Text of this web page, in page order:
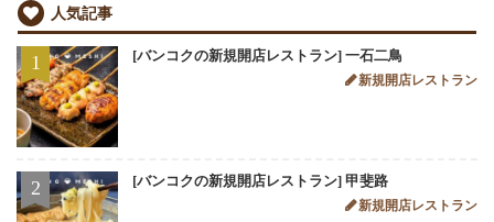
人気記事
1 [バンコクの新規開店レストラン] 一石二鳥
新規開店レストラン
2 [バンコクの新規開店レストラン] 甲斐路
新規開店レストラン